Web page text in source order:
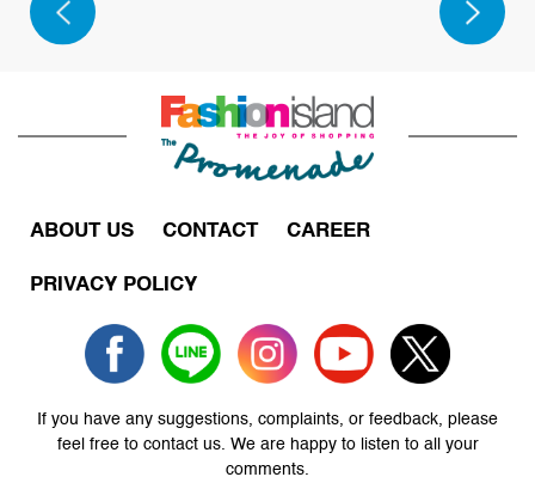
SALE
ABOUT US CONTACT CAREER
PRIVACY POLICY
If you have any suggestions, complaints, or feedback, please
feel free to contact us. We are happy to listen to all your
comments.